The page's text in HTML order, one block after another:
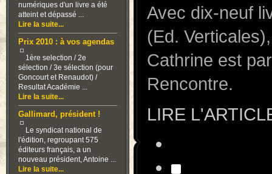
numériques d'un livre a été
atteint et dépassé ...
Lire la suite...
Prix 2010 : à vos agendas
1ère selection / 2e
sélection / 3e sélection (pour
Goncourt et Renaudot) /
Resultat Académie ...
Lire la suite...
Gallimard, président !
Le syndicat national de
l'édition, regroupant 575
éditeurs français, a un
nouveau président, Antoine ...
Lire la suite...
Avec dix-neuf
(Ed.
Cathrine est
Rencontre.
LIRE